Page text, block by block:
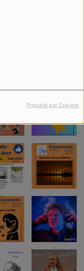
Propulsé par Orejime